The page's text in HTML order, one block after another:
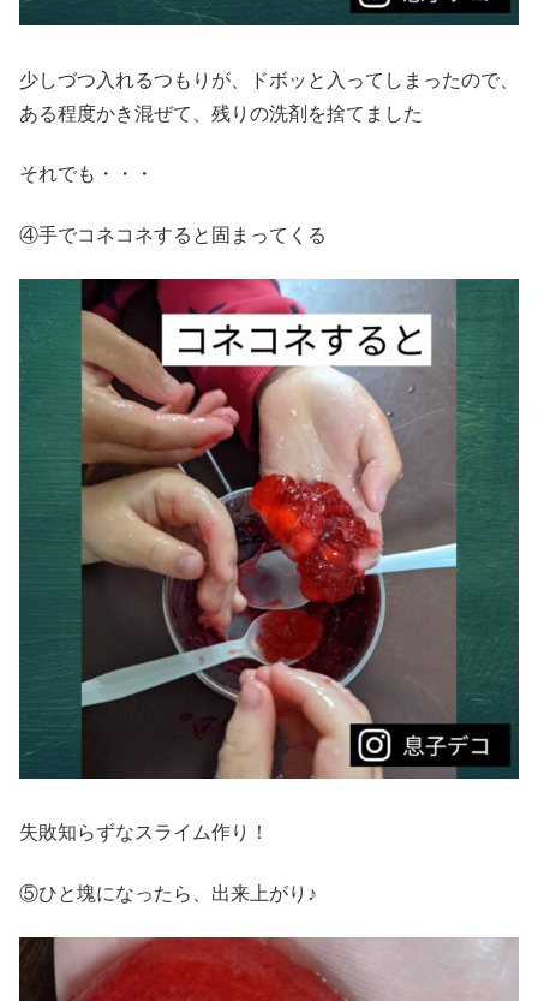
少しづつ入れるつもりが、ドボッと入ってしまったので、
ある程度かき混ぜて、残りの洗剤を捨てました
それでも・・・
④手でコネコネすると固まってくる
失敗知らずなスライム作り！
⑤ひと塊になったら、出来上がり♪